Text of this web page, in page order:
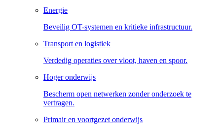
Energie
Beveilig OT-systemen en kritieke infrastructuur.
Transport en logistiek
Verdedig operaties over vloot, haven en spoor.
Hoger onderwijs
Bescherm open netwerken zonder onderzoek te
vertragen.
Primair en voortgezet onderwijs